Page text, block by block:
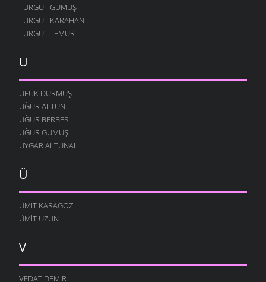
TURGUT GÜMÜŞ
TURGUT KARAHAN
TURGUT TEMUR
U
UFUK DURMUŞ
UĞUR ALTUN
UĞUR BERBER
UĞUR GÜMÜŞ
UYGAR ALTUNAL
Ü
ÜMIT KARAGÖZ
ÜMIT UZUN
V
VEDAT DEMIR